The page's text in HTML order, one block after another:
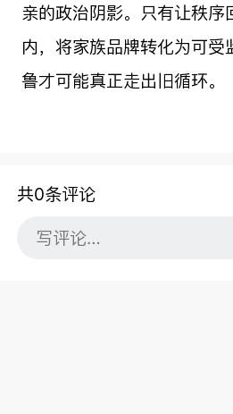
亲的政治阴影。只有让秩序
内，将家族品牌转化为可受
鲁才可能真正走出旧循环。
共0条评论